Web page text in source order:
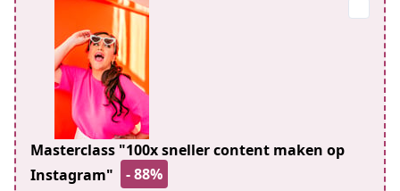
Masterclass "100x sneller content maken op
Instagram"
- 88%